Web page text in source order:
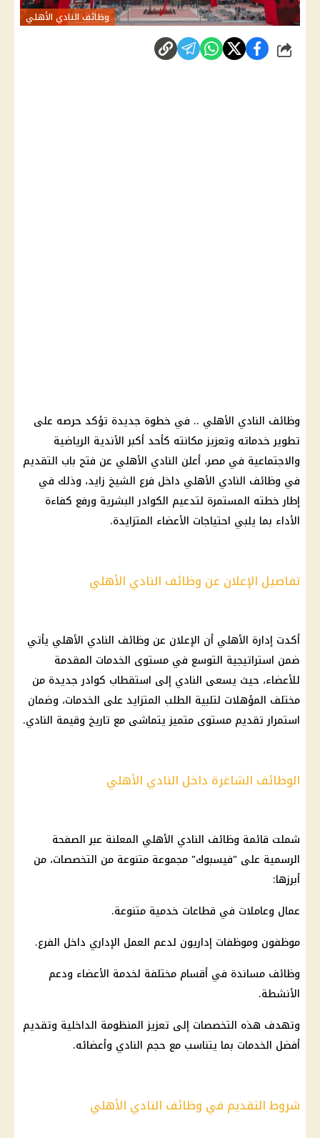
وظائف النادي الأهلي
شارك
وظائف النادي الأهلي .. في خطوة جديدة تؤكد حرصه على
تطوير خدماته وتعزيز مكانته كأحد أكبر الأندية الرياضية
والاجتماعية في مصر، أعلن النادي الأهلي عن فتح باب التقديم
في وظائف النادي الأهلي داخل فرع الشيخ زايد، وذلك في
إطار خطته المستمرة لتدعيم الكوادر البشرية ورفع كفاءة
الأداء بما يلبي احتياجات الأعضاء المتزايدة.
تفاصيل الإعلان عن وظائف النادي الأهلي
أكدت إدارة الأهلي أن الإعلان عن وظائف النادي الأهلي يأتي
ضمن استراتيجية التوسع في مستوى الخدمات المقدمة
للأعضاء، حيث يسعى النادي إلى استقطاب كوادر جديدة من
مختلف المؤهلات لتلبية الطلب المتزايد على الخدمات، وضمان
استمرار تقديم مستوى متميز يتماشى مع تاريخ وقيمة النادي.
الوظائف الشاغرة داخل النادي الأهلي
شملت قائمة وظائف النادي الأهلي المعلنة عبر الصفحة
الرسمية على "فيسبوك" مجموعة متنوعة من التخصصات، من
أبرزها:
عمال وعاملات في قطاعات خدمية متنوعة.
موظفون وموظفات إداريون لدعم العمل الإداري داخل الفرع.
وظائف مساندة في أقسام مختلفة لخدمة الأعضاء ودعم
الأنشطة.
وتهدف هذه التخصصات إلى تعزيز المنظومة الداخلية وتقديم
أفضل الخدمات بما يتناسب مع حجم النادي وأعضائه.
شروط التقديم في وظائف النادي الأهلي